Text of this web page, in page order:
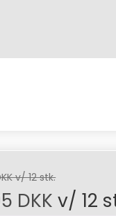
v/ 12 stk.
DKK v/ 12